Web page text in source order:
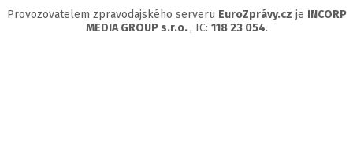
Provozovatelem zpravodajského serveru EuroZprávy.cz je INCORP
MEDIA GROUP s.r.o. , IC: 118 23 054.